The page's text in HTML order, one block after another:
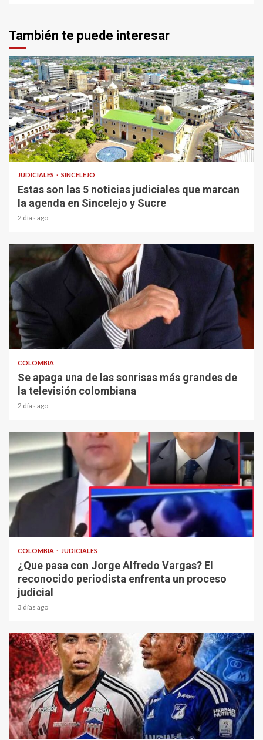
También te puede interesar
1 min read
JUDICIALES SINCELEJO
Estas son las 5 noticias judiciales que marcan
la agenda en Sincelejo y Sucre
2 días ago
1 min read
COLOMBIA
Se apaga una de las sonrisas más grandes de
la televisión colombiana
2 días ago
COLOMBIA JUDICIALES
¿Que pasa con Jorge Alfredo Vargas? El
reconocido periodista enfrenta un proceso
judicial
3 días ago
2 min read